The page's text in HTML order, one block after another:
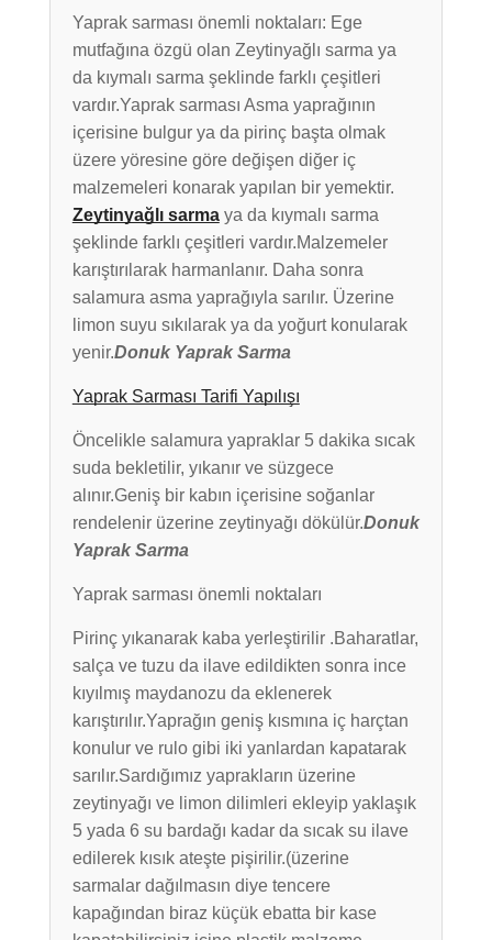
Yaprak sarması önemli noktaları: Ege
mutfağına özgü olan Zeytinyağlı sarma ya
da kıymalı sarma şeklinde farklı çeşitleri
vardır.Yaprak sarması Asma yaprağının
içerisine bulgur ya da pirinç başta olmak
üzere yöresine göre değişen diğer iç
malzemeleri konarak yapılan bir yemektir.
Zeytinyağlı sarmaya da kıymalı sarma
şeklinde farklı çeşitleri vardır.Malzemeler
karıştırılarak harmanlanır. Daha sonra
salamura asma yaprağıyla sarılır. Üzerine
limon suyu sıkılarak ya da yoğurt konularak
yenir.Donuk Yaprak Sarma
Yaprak Sarması Tarifi Yapılışı
Öncelikle salamura yapraklar 5 dakika sıcak
suda bekletilir, yıkanır ve süzgece
alınır.Geniş bir kabın içerisine soğanlar
rendelenir üzerine zeytinyağı dökülür.Donuk
Yaprak Sarma
Yaprak sarması önemli noktaları
Pirinç yıkanarak kaba yerleştirilir .Baharatlar,
salça ve tuzu da ilave edildikten sonra ince
kıyılmış maydanozu da eklenerek
karıştırılır.Yaprağın geniş kısmına iç harçtan
konulur ve rulo gibi iki yanlardan kapatarak
sarılır.Sardığımız yaprakların üzerine
zeytinyağı ve limon dilimleri ekleyip yaklaşık
5 yada 6 su bardağı kadar da sıcak su ilave
edilerek kısık ateşte pişirilir.(üzerine
sarmalar dağılmasın diye tencere
kapağından biraz küçük ebatta bir kase